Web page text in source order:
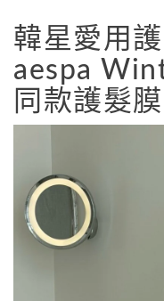
韓星愛用
aespa
同款護髮膜